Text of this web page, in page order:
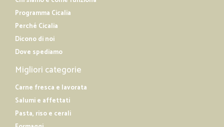
Programma Cicalia
Perché Cicalia
Dicono di noi
Dove spediamo
Migliori categorie
Carne fresca e lavorata
Salumi e affettati
Pasta, riso e cerali